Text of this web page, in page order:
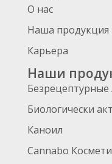
О нас
Наша продукция
Карьера
Наши
Безрецептурные
Биологически
Каноил
Cannabo